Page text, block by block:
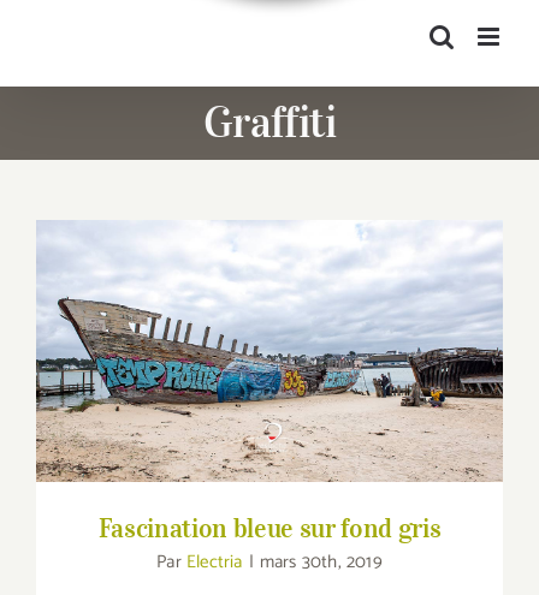
Graffiti
Fascination bleue sur fond gris
Fascination bleue sur fond gris
Par Electria | mars 30th, 2019